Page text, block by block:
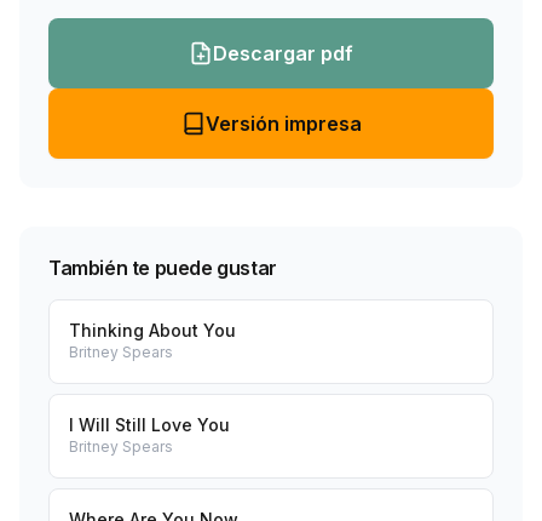
Descargar pdf
Versión impresa
También te puede gustar
Thinking About You
Britney Spears
I Will Still Love You
Britney Spears